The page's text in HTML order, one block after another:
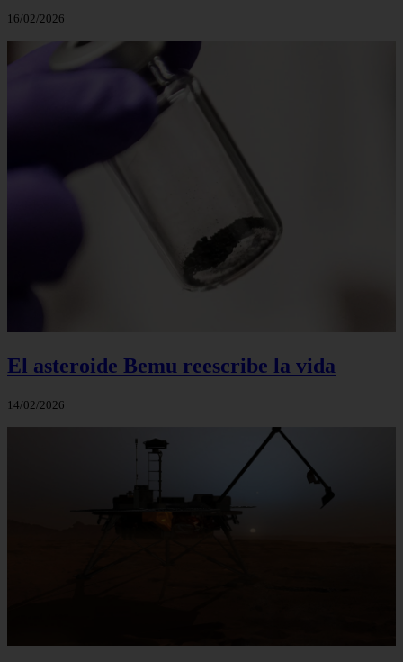
16/02/2026
El asteroide Bemu reescribe la vida
14/02/2026